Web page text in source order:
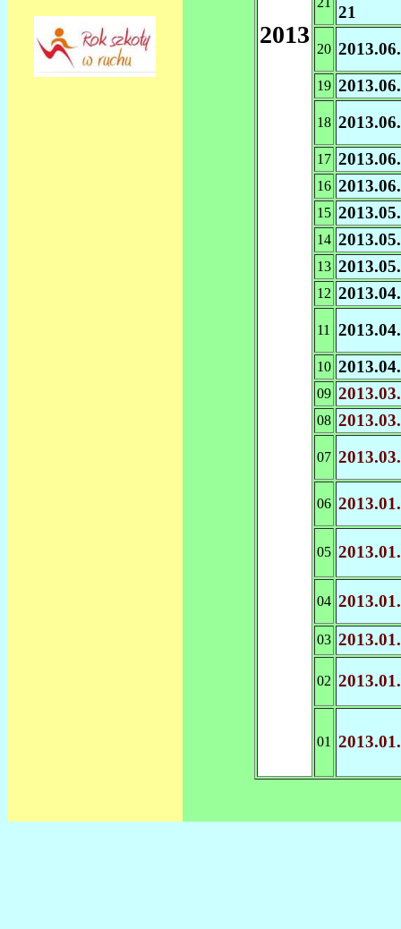
2013
21
20
19
18
17
16
15
14
13
12
11
10
09
08
07
06
05
04
03 2013.
02
01